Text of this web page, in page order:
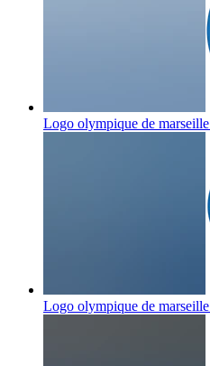
Logo olympique de marseille
Logo olympique de marseille